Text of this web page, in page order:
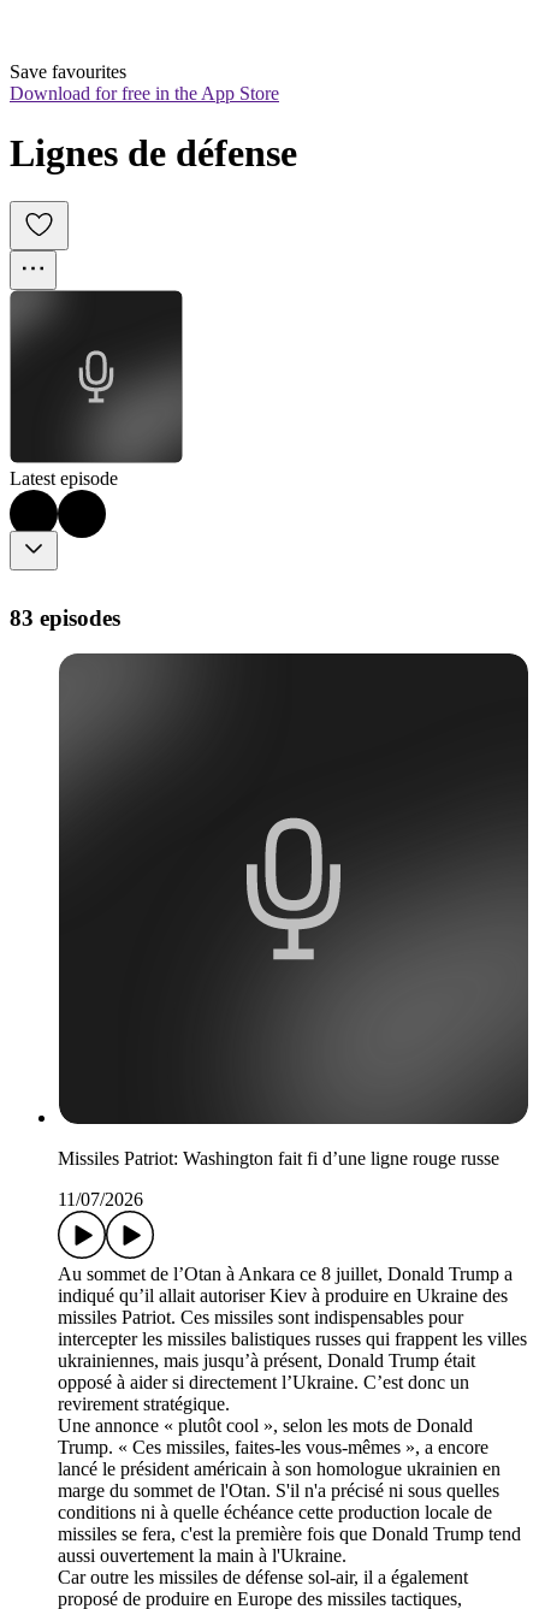
Save favourites
Download for free in the App Store
Lignes de défense
Latest episode
83 episodes
Missiles Patriot: Washington fait fi d’une ligne rouge russe
11/07/2026
Au sommet de l’Otan à Ankara ce 8 juillet, Donald Trump a
indiqué qu’il allait autoriser Kiev à produire en Ukraine des
missiles Patriot. Ces missiles sont indispensables pour
intercepter les missiles balistiques russes qui frappent les villes
ukrainiennes, mais jusqu’à présent, Donald Trump était
opposé à aider si directement l’Ukraine. C’est donc un
revirement stratégique.
Une annonce « plutôt cool », selon les mots de Donald
Trump. « Ces missiles, faites-les vous-mêmes », a encore
lancé le président américain à son homologue ukrainien en
marge du sommet de l'Otan. S'il n'a précisé ni sous quelles
conditions ni à quelle échéance cette production locale de
missiles se fera, c'est la première fois que Donald Trump tend
aussi ouvertement la main à l'Ukraine.
Car outre les missiles de défense sol-air, il a également
proposé de produire en Europe des missiles tactiques,